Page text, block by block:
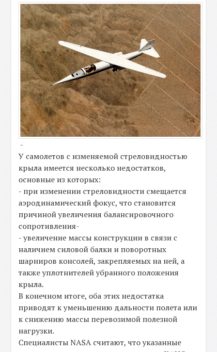
-
У самолетов с изменяемой стреловидностью
крыла имеется несколько недостатков,
основные из которых:
- при изменении стреловидности смещается
аэродинамический фокус, что становится
причиной увеличения балансировочного
сопротивления-
- увеличение массы конструкции в связи с
наличием силовой балки и поворотных
шарниров консолей, закрепляемых на ней, а
также уплотнителей убранного положения
крыла.
В конечном итоге, оба этих недостатка
приводят к уменьшению дальности полета или
к снижению массы перевозимой полезной
нагрузки.
Специалисты NASA считают, что указанные